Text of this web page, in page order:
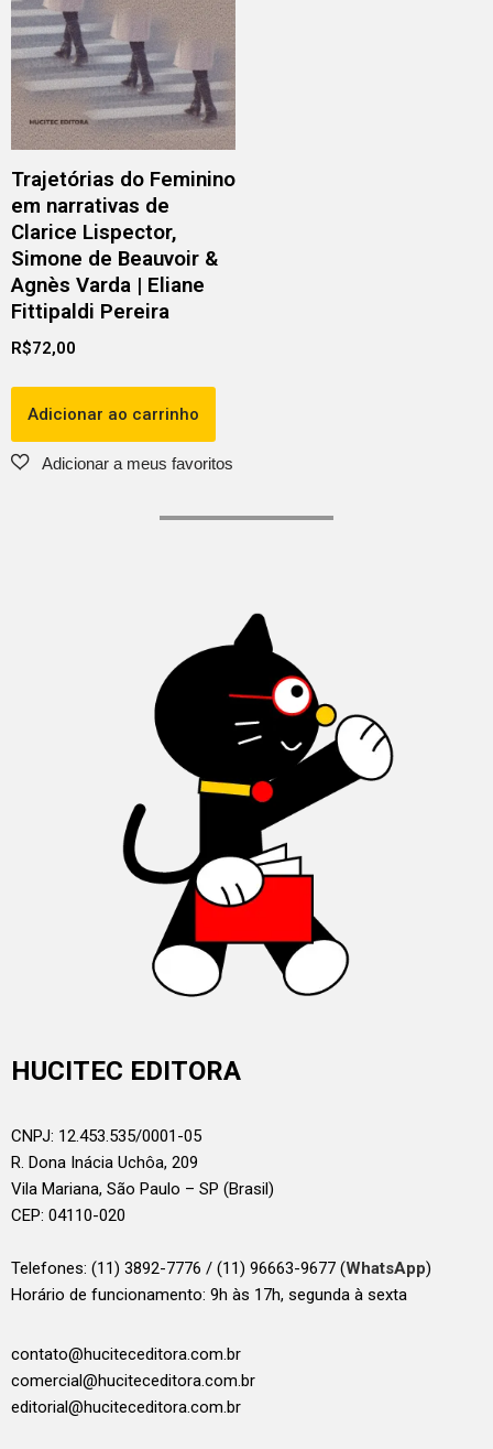
Trajetórias do Feminino
em narrativas de
Clarice Lispector,
Simone de Beauvoir &
Agnès Varda | Eliane
Fittipaldi Pereira
R$72,00
Adicionar ao carrinho
HUCITEC EDITORA
CNPJ: 12.453.535/0001-05
R. Dona Inácia Uchôa, 209
Vila Mariana, São Paulo – SP (Brasil)
CEP: 04110-020
Telefones: (11) 3892-7776 / (11) 96663-9677 (WhatsApp)
Horário de funcionamento: 9h às 17h, segunda à sexta
contato@huciteceditora.com.br
comercial@huciteceditora.com.br
editorial@huciteceditora.com.br